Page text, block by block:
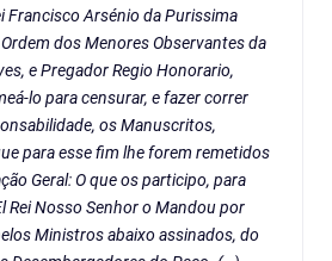
Francisco Arsénio da Purissima
dos Menores Observantes da
e Pregador Regio Honorario,
lo para censurar, e fazer correr
os Manuscritos,
para esse fim lhe forem remetidos
Geral: O que os participo, para
Rei Nosso Senhor o Mandou por
Ministros abaixo assinados, do